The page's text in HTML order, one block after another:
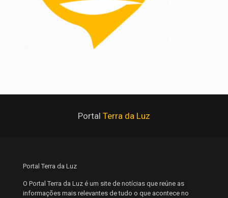
Portal Terra da Luz
Portal Terra da Luz
O Portal Terra da Luz é um site de notícias que reúne as
informações mais relevantes de tudo o que acontece no